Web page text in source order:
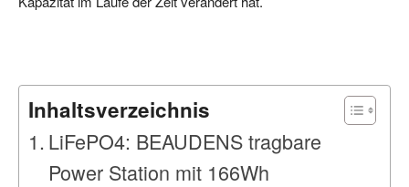
Inhaltsverzeichnis
LiFePO4: BEAUDENS tragbare
Power Station mit 166Wh